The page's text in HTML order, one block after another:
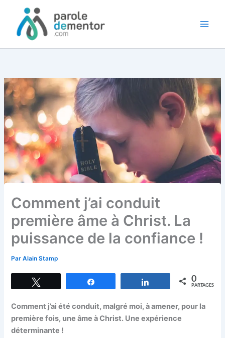
contenu
Comment j’ai conduit
première âme à Christ. La
puissance de la confiance !
ParAlain Stamp
Partagez 0
PARTAGES
Comment j’ai été conduit, malgré moi, à amener, pour la
première fois, une âme à Christ. Une expérience
déterminante !